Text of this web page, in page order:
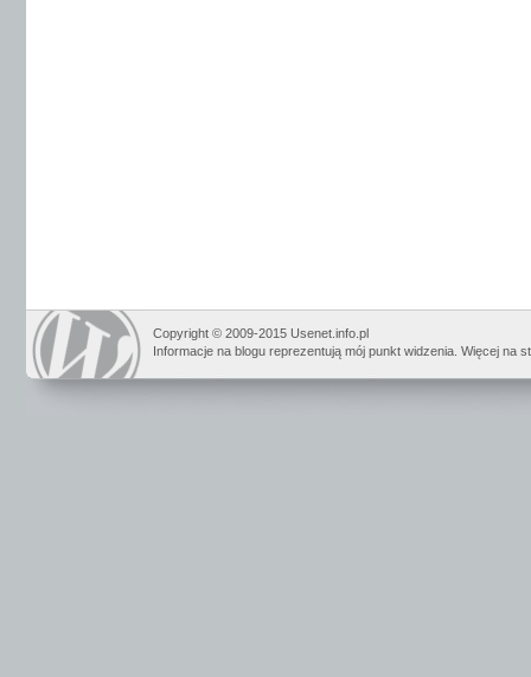
Copyright © 2009-2015 Usenet.info.pl
Informacje na blogu reprezentują mój punkt widzenia. Więcej na